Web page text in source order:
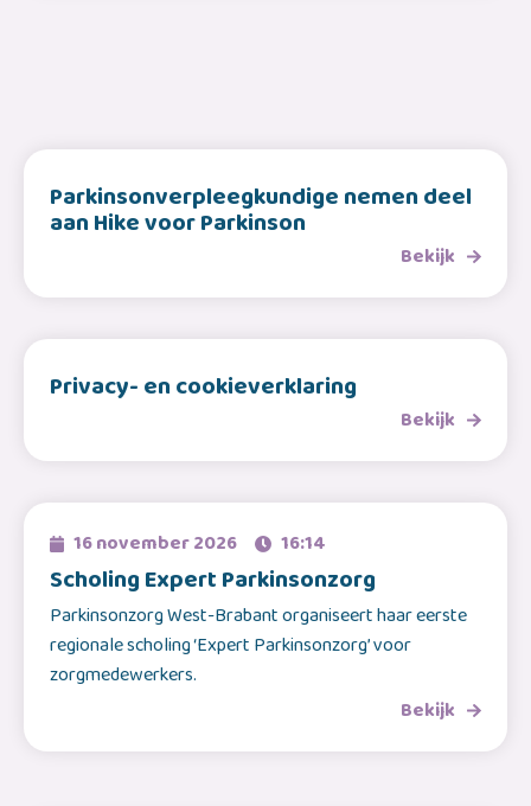
Parkinsonverpleegkundige nemen deel
aan Hike voor Parkinson
Bekijk
Privacy- en cookieverklaring
Bekijk
16 november 2026 16:14
Scholing Expert Parkinsonzorg
Parkinsonzorg West-Brabant organiseert haar eerste
regionale scholing ‘Expert Parkinsonzorg’ voor
zorgmedewerkers.
Bekijk